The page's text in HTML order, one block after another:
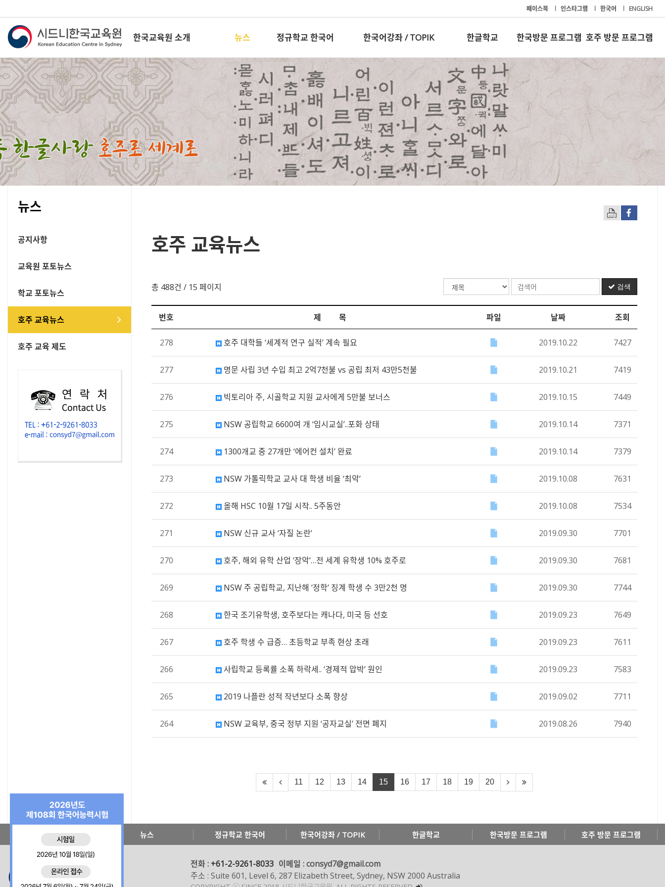
페이스북 l 인스타그램 l 한국어 l ENGLISH
한국교육원 소개 뉴스 정규학교 한국어 한국어강좌 / TOPIK 한글학교 한국방문 프로그램 호주 방문 프로그램
뉴스
공지사항
교육원 포토뉴스
학교 포토뉴스
호주 교육뉴스
호주 교육 제도
호주 교육뉴스
총 488건 / 15 페이지 검색
번호 제 목 파일 날짜 조회
278 호주 대학들 ‘세계적 연구 실적’ 계속 필요 2019.10.22 7427
277 명문 사립 3년 수입 최고 2억7천불 vs 공립 최저 43만5천불 2019.10.21 7419
276 빅토리아 주, 시골학교 지원 교사에게 5만불 보너스 2019.10.15 7449
275 NSW 공립학교 6600여 개 ‘임시교실’..포화 상태 2019.10.14 7371
274 1300개교 중 27개만 ‘에어컨 설치’ 완료 2019.10.14 7379
273 NSW 가톨릭학교 교사 대 학생 비율 ‘최악’ 2019.10.08 7631
272 올해 HSC 10월 17일 시작.. 5주동안 2019.10.08 7534
271 NSW 신규 교사 ‘자질 논란’ 2019.09.30 7701
270 호주, 해외 유학 산업 ‘장악’…전 세계 유학생 10% 호주로 2019.09.30 7681
269 NSW 주 공립학교, 지난해 ‘정학’ 징계 학생 수 3만2천 명 2019.09.30 7744
268 한국 조기유학생, 호주보다는 캐나다, 미국 등 선호 2019.09.23 7649
267 호주 학생 수 급증… 초등학교 부족 현상 초래 2019.09.23 7611
266 사립학교 등록률 소폭 하락세.. ‘경제적 압박’ 원인 2019.09.23 7583
265 2019 나플란 성적 작년보다 소폭 향상 2019.09.02 7711
264 NSW 교육부, 중국 정부 지원 ‘공자교실’ 전면 폐지 2019.08.26 7940
11 12 13 14 15 16 17 18 19 20
한국교육원 소개 뉴스 정규학교 한국어 한국어강좌 / TOPIK 한글학교 한국방문 프로그램 호주 방문 프로그램
전화 : +61-2-9261-8033 이메일 : consyd7@gmail.com
주소 : Suite 601, Level 6, 287 Elizabeth Street, Sydney, NSW 2000 Australia